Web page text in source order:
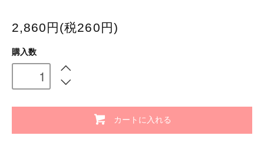
2,860円(税260円)
購入数
カートに入れる